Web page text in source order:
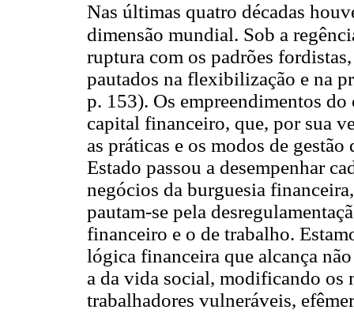
Nas últimas quatro décadas
dimensão mundial. Sob a
ruptura com os padrões
pautados na flexibilização e na
p. 153). Os empreendimentos
capital financeiro, que, por sua
as práticas e os modos de
Estado passou a desempenhar
negócios da burguesia
pautam-se pela
financeiro e o de trabalho.
lógica financeira que alcança
a da vida social, modificando os
trabalhadores vulneráveis,